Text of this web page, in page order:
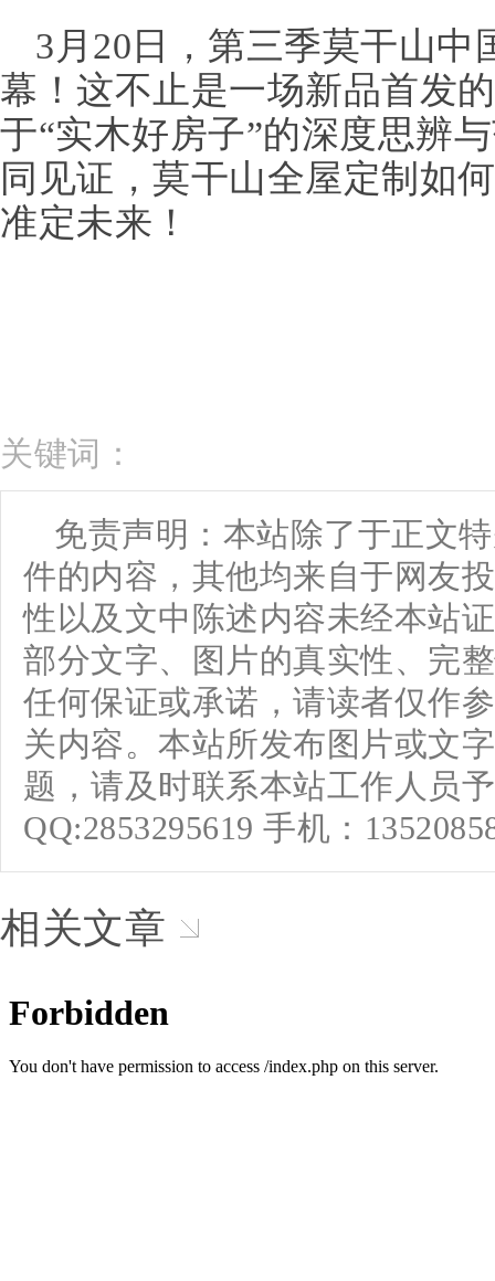
3月20日，第三季莫干山中
幕！这不止是一场新品首发
于“实木好房子”的深度思辨
同见证，莫干山全屋定制如
准定未来！
关键词：
免责声明：本站除了于正文
件的内容，其他均来自于网友
性以及文中陈述内容未经本站
部分文字、图片的真实性、完
任何保证或承诺，请读者仅作
关内容。本站所发布图片或文
题，请及时联系本站工作人员
QQ:2853295619 手机：
相关文章